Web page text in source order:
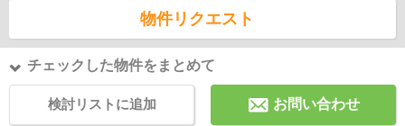
物件リクエスト
チェックした物件をまとめて
検討リストに追加 お問い合わせ